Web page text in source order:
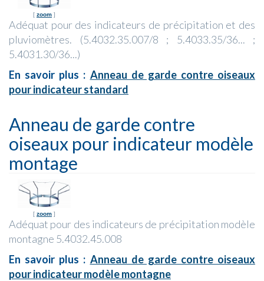
[ zoom ]
Adéquat pour des indicateurs de précipitation et des
pluviomètres. (5.4032.35.007/8 ; 5.4033.35/36... ;
5.4031.30/36...)
En savoir plus : Anneau de garde contre oiseaux
pour indicateur standard
Anneau de garde contre
oiseaux pour indicateur modèle
montage
[ zoom ]
Adéquat pour des indicateurs de précipitation modèle
montagne 5.4032.45.008
En savoir plus : Anneau de garde contre oiseaux
pour indicateur modèle montagne